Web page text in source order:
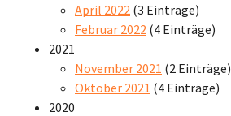
April 2022 (3 Einträge)
Februar 2022 (4 Einträge)
2021
November 2021 (2 Einträge)
Oktober 2021 (4 Einträge)
2020